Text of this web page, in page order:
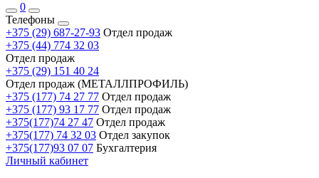
0
Телефоны
+375 (29) 687-27-93 Отдел продаж
+375 (44) 774 32 03
Отдел продаж
+375 (29) 151 40 24
Отдел продаж (МЕТАЛЛПРОФИЛЬ)
+375 (177) 74 27 77 Отдел продаж
+375 (177) 93 17 77 Отдел продаж
+375(177)74 27 47 Отдел продаж
+375(177) 74 32 03 Отдел закупок
+375(177)93 07 07 Бухгалтерия
Личный кабинет